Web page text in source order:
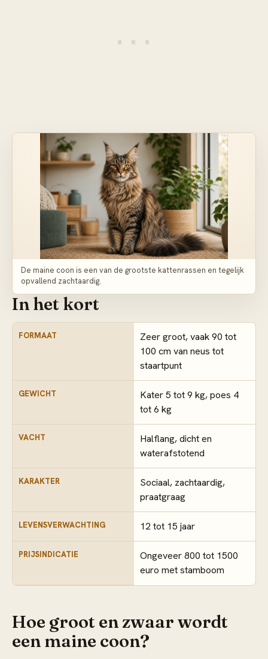
De maine coon is een van de grootste kattenrassen en tegelijk
opvallend zachtaardig.
In het kort
FORMAAT
Zeer groot, vaak 90 tot
100 cm van neus tot
staartpunt
GEWICHT
Kater 5 tot 9 kg, poes 4
tot 6 kg
VACHT
Halflang, dicht en
waterafstotend
KARAKTER
Sociaal, zachtaardig,
praatgraag
LEVENSVERWACHTING 12 tot 15 jaar
PRIJSINDICATIE
Ongeveer 800 tot 1500
euro met stamboom
Hoe groot en zwaar wordt
een maine coon?